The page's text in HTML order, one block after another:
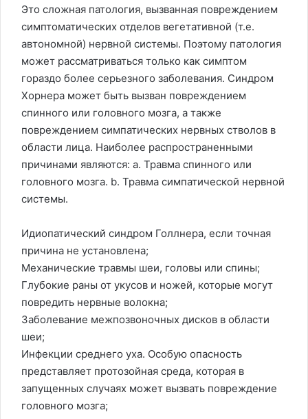
Это сложная патология, вызванная повреждением
симптоматических отделов вегетативной (т.е.
автономной) нервной системы. Поэтому патология
может рассматриваться только как симптом
гораздо более серьезного заболевания. Синдром
Хорнера может быть вызван повреждением
спинного или головного мозга, а также
повреждением симпатических нервных стволов в
области лица. Наиболее распространенными
причинами являются: a. Травма спинного или
головного мозга. b. Травма симпатической нервной
системы.
Идиопатический синдром Голлнера, если точная
причина не установлена;
Механические травмы шеи, головы или спины;
Глубокие раны от укусов и ножей, которые могут
повредить нервные волокна;
Заболевание межпозвоночных дисков в области
шеи;
Инфекции среднего уха. Особую опасность
представляет протозойная среда, которая в
запущенных случаях может вызвать повреждение
головного мозга;